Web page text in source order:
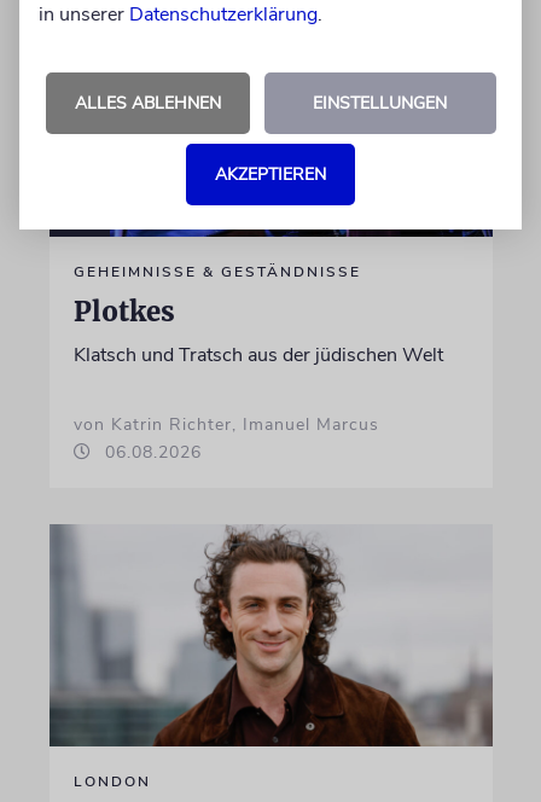
GEHEIMNISSE & GESTÄNDNISSE
Plotkes
Klatsch und Tratsch aus der jüdischen Welt
von Katrin Richter, Imanuel Marcus
06.08.2026
LONDON
in unserer Datenschutzerklärung.
ALLES ABLEHNEN EINSTELLUNGEN
AKZEPTIEREN